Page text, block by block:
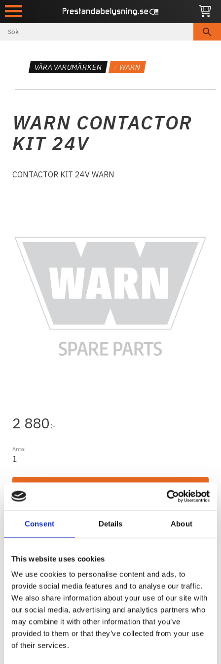
Consent Details About
This website uses cookies
We use cookies to personalise content and ads, to
provide social media features and to analyse our traffic.
We also share information about your use of our site with
our social media, advertising and analytics partners who
may combine it with other information that you’ve
provided to them or that they’ve collected from your use
of their services.
Meny
VÅRA VARUMÄRKEN WARN
WARN CONTACTOR
KIT 24V
CONTACTOR KIT 24V WARN
2 880 :-
Antal
Lagerstatus
2-5 vardagar
Artikelnr
83085
Tillverkare
Ge ett omdöme!
CONTACTOR KIT
24V WARN